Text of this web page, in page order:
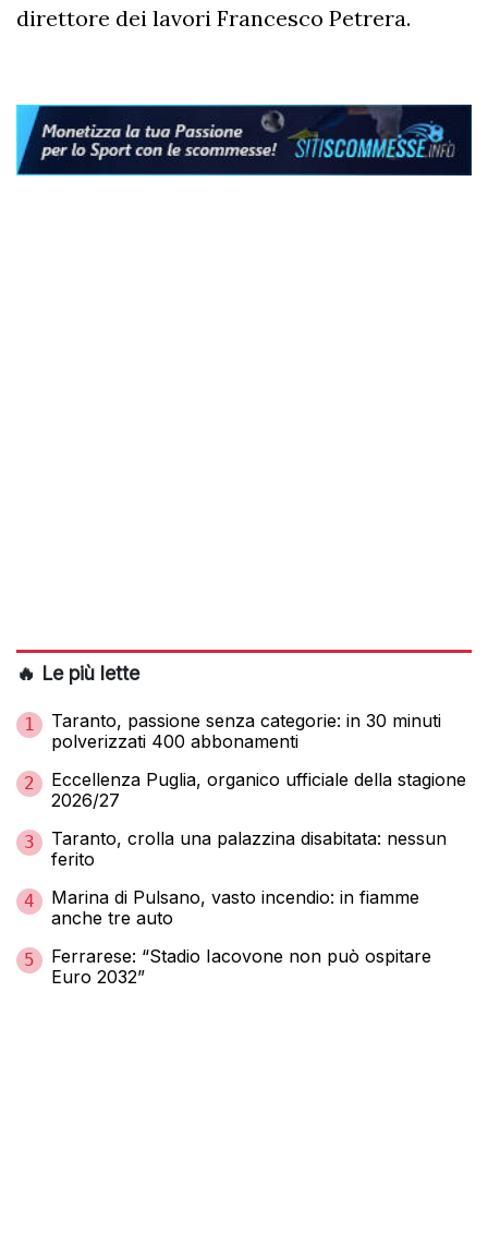
direttore dei lavori Francesco Petrera.
🔥 Le più lette
1
Taranto, passione senza categorie: in 30 minuti
polverizzati 400 abbonamenti
2
Eccellenza Puglia, organico ufficiale della stagione
2026/27
3
Taranto, crolla una palazzina disabitata: nessun
ferito
4
Marina di Pulsano, vasto incendio: in fiamme
anche tre auto
5
Ferrarese: “Stadio Iacovone non può ospitare
Euro 2032”